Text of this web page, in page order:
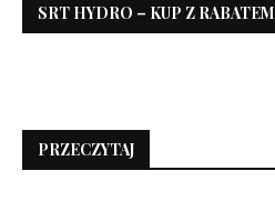
SRT HYDRO – KUP Z RABATEM
PRZECZYTAJ